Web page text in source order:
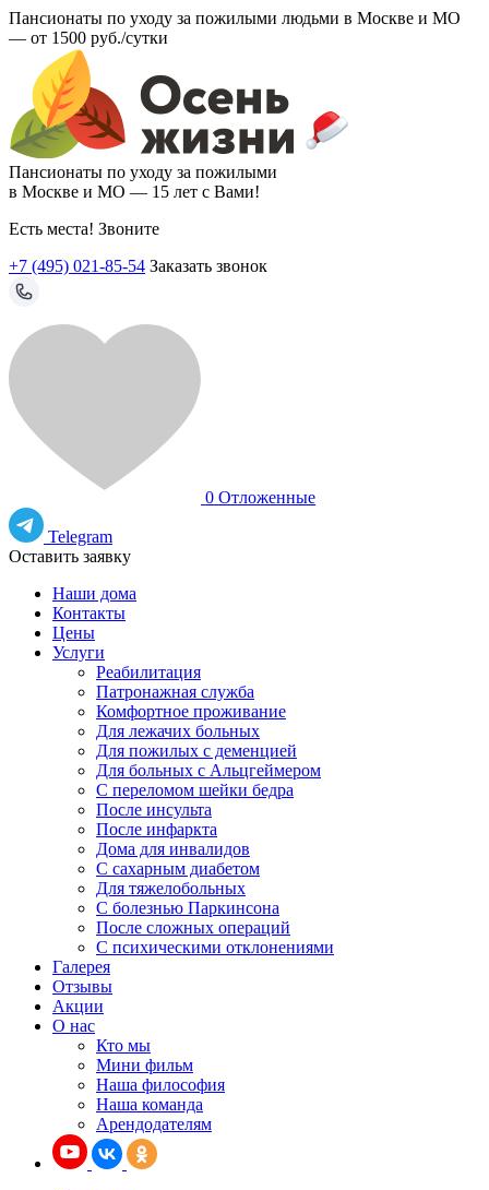
Пансионаты по уходу за пожилыми людьми в Москве и МО
— от 1500 руб./сутки
Пансионаты по уходу за пожилыми
в Москве и МО — 15 лет с Вами!
Есть места! Звоните
+7 (495) 021-85-54 Заказать звонок
0 Отложенные
Telegram
Оставить заявку
Наши дома
Контакты
Цены
Услуги
Реабилитация
Патронажная служба
Комфортное проживание
Для лежачих больных
Для пожилых с деменцией
Для больных с Альцгеймером
С переломом шейки бедра
После инсульта
После инфаркта
Дома для инвалидов
С сахарным диабетом
Для тяжелобольных
С болезнью Паркинсона
После сложных операций
С психическими отклонениями
Галерея
Отзывы
Акции
О нас
Кто мы
Мини фильм
Наша философия
Наша команда
Арендодателям